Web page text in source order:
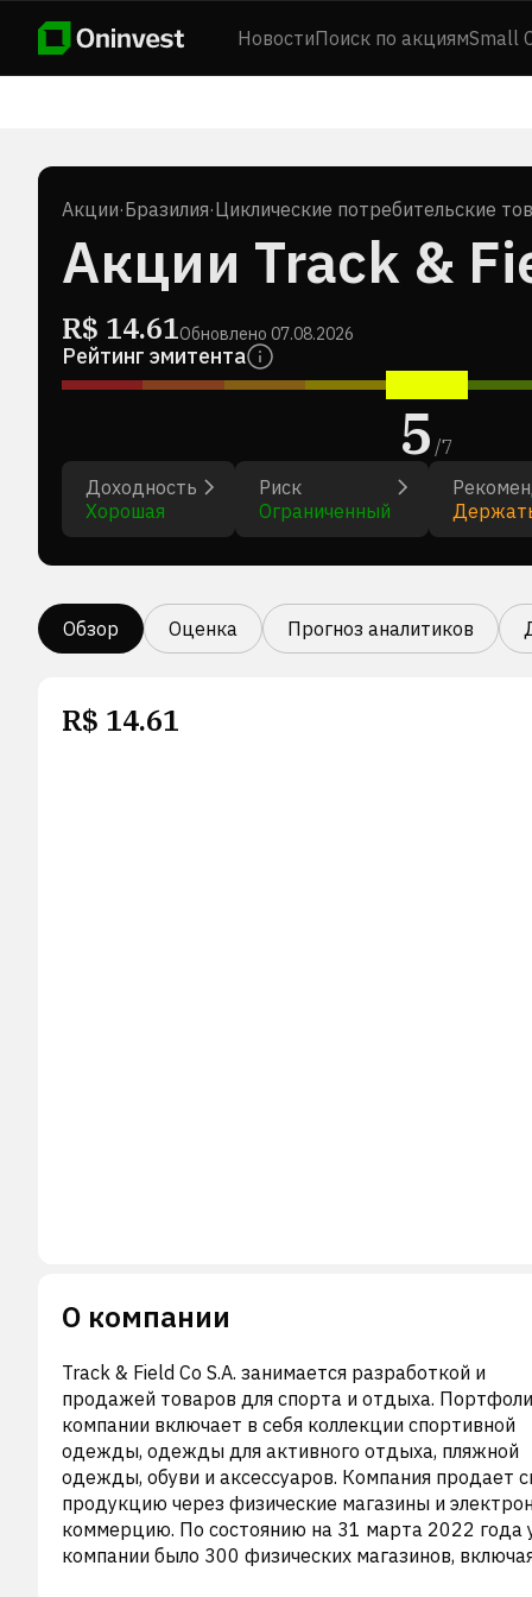
НовостиПоиск по акциямSmall
Акции·Бразилия·Циклические потребительские
Акции Track &
R$ 14.61Обновлено 07.08.2026
Рейтинг эмитента
5 /7
Доходность
Хорошая
Риск
Ограниченный
Обзор Оценка Прогноз аналитиков
R$ 14.61
О компании
Track & Field Co S.A. занимается разработкой и
продажей товаров для спорта и отдыха.
компании включает в себя коллекции спортивной
одежды, одежды для активного отдыха, пляжной
одежды, обуви и аксессуаров. Компания продает
продукцию через физические магазины и
коммерцию. По состоянию на 31 марта 2022 года
компании было 300 физических магазинов,